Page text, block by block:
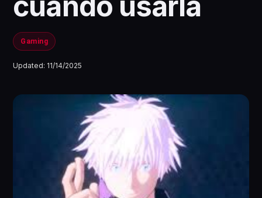
Gaming
Updated: 11/14/2025